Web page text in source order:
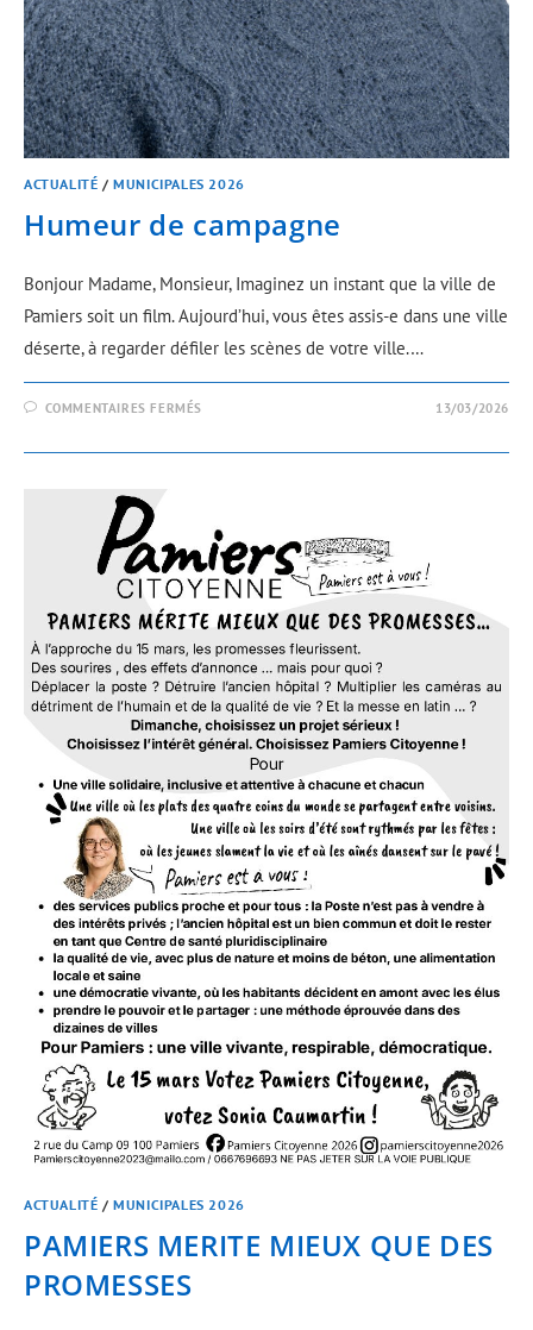
ACTUALITÉ /MUNICIPALES 2026
Humeur de campagne
Bonjour Madame, Monsieur, Imaginez un instant que la ville de
Pamiers soit un film. Aujourd’hui, vous êtes assis-e dans une ville
déserte, à regarder défiler les scènes de votre ville.…
COMMENTAIRES FERMÉS 13/03/2026
ACTUALITÉ /MUNICIPALES 2026
PAMIERS MERITE MIEUX QUE DES
PROMESSES